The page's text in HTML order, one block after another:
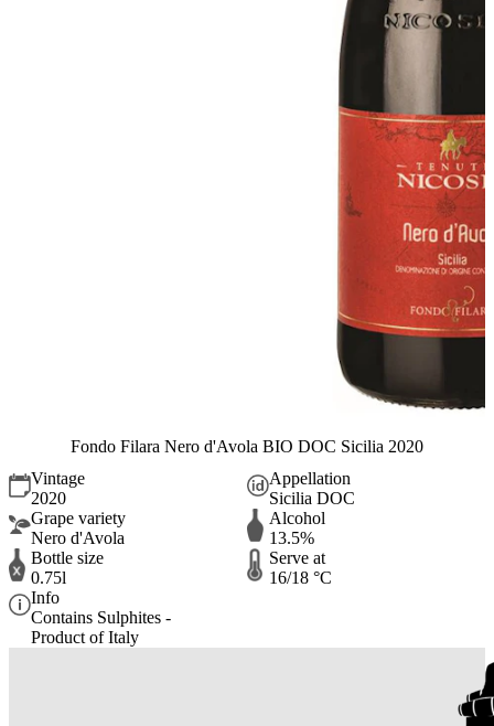
Fondo Filara Nero d'Avola BIO DOC Sicilia 2020
Vintage
2020
Appellation
Sicilia DOC
Grape variety
Nero d'Avola
Alcohol
13.5%
Bottle size
0.75l
Serve at
16/18 °C
Info
Contains Sulphites -
Product of Italy